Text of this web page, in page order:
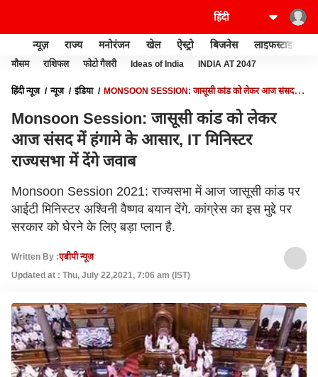
न्यूज़ राज्य मनोरंजन खेल ऐस्ट्रो बिजनेस लाइफस्टाइल
मौसम राशिफल फोटो गैलरी Ideas of India INDIA AT 2047
हिंदी न्यूज़ न्यूज़ इंडिया
MONSOON SESSION: जासूसी कांड को लेकर आज संसद में
Monsoon Session: जासूसी कांड को लेकर
आज संसद में हंगामे के आसार, IT मिनिस्टर
राज्यसभा में देंगे जवाब
Monsoon Session 2021: राज्यसभा में आज जासूसी कांड पर
आईटी मिनिस्टर अश्विनी वैष्णव बयान देंगे. कांग्रेस का इस मुद्दे पर
सरकार को घेरने के लिए बड़ा प्लान है.
Written By :एबीपी न्यूज़
Updated at : Thu, July 22,2021, 7:06 am (IST)